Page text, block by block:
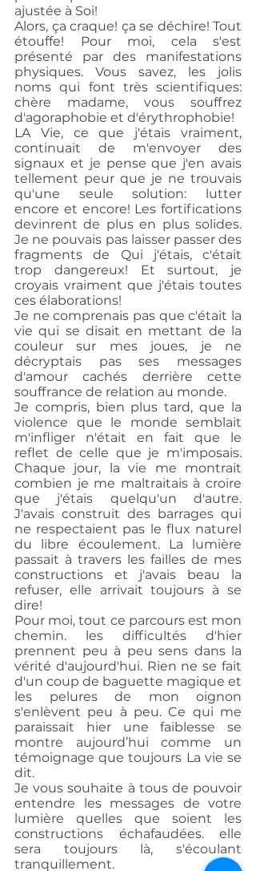
ajustée à Soi!
Alors, ça craque! ça se déchire! Tout
étouffe! Pour moi, cela s'est
présenté par des manifestations
physiques. Vous savez, les jolis
noms qui font très scientifiques:
chère madame, vous souffrez
d'agoraphobie et d'érythrophobie!
LA Vie, ce que j'étais vraiment,
continuait de m'envoyer des
signaux et je pense que j'en avais
tellement peur que je ne trouvais
qu'une seule solution: lutter
encore et encore! Les fortifications
devinrent de plus en plus solides.
Je ne pouvais pas laisser passer des
fragments de Qui j'étais, c'était
trop dangereux! Et surtout, je
croyais vraiment que j'étais toutes
ces élaborations!
Je ne comprenais pas que c'était la
vie qui se disait en mettant de la
couleur sur mes joues, je ne
décryptais pas ses messages
d'amour cachés derrière cette
souffrance de relation au monde.
Je compris, bien plus tard, que la
violence que le monde semblait
m'infliger n'était en fait que le
reflet de celle que je m'imposais.
Chaque jour, la vie me montrait
combien je me maltraitais à croire
que j'étais quelqu'un d'autre.
J'avais construit des barrages qui
ne respectaient pas le flux naturel
du libre écoulement. La lumière
passait à travers les failles de mes
constructions et j'avais beau la
refuser, elle arrivait toujours à se
dire!
Pour moi, tout ce parcours est mon
chemin. les difficultés d'hier
prennent peu à peu sens dans la
vérité d'aujourd'hui. Rien ne se fait
d'un coup de baguette magique et
les pelures de mon oignon
s'enlèvent peu à peu. Ce qui me
paraissait hier une faiblesse se
montre aujourd’hui comme un
témoignage que toujours La vie se
dit.
Je vous souhaite à tous de pouvoir
entendre les messages de votre
lumière quelles que soient les
constructions échafaudées. elle
sera toujours là, s'écoulant
tranquillement.